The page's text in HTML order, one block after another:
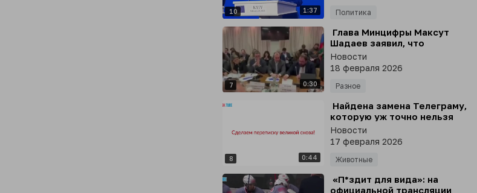
10 1:37 Политика
7 0:30
⁣ Глава Минцифры Максут
Шадаев заявил, что
Telegram пока не будут
ограничивать в зоне СВО
Новости
18 февраля 2026
Разное
8 0:44
⁣ Найдена замена Телеграму,
которую уж точно нельзя
будет заблокировать
Новости
17 февраля 2026
Животные
⁣ «П*здит для вида»: на
официальной трансляции